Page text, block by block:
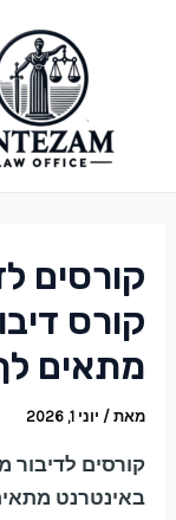
קורסים
קורס
מתאים
מאת/ יוני 1, 2026
קורסים לדיבור
באינטרנט
navigation